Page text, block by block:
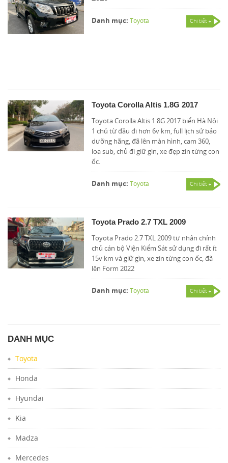
Danh mục: Toyota Chi tiết
Toyota Corolla Altis 1.8G 2017
Toyota Corolla Altis 1.8G 2017 biển Hà Nội
1 chủ từ đầu đi hơn 6v km, full lịch sử bảo
dưỡng hãng, đã lên màn hình, cam 360,
loa sub, chủ đi giữ gìn, xe đẹp zin từng con
ốc.
Danh mục: Toyota Chi tiết
Toyota Prado 2.7 TXL 2009
Toyota Prado 2.7 TXL 2009 tư nhân chính
chủ cán bộ Viện Kiểm Sát sử dụng đi rất ít
15v km và giữ gìn, xe zin từng con ốc, đã
lên Form 2022
Danh mục: Toyota Chi tiết
DANH MỤC
Toyota
Honda
Hyundai
Kia
Madza
Mercedes